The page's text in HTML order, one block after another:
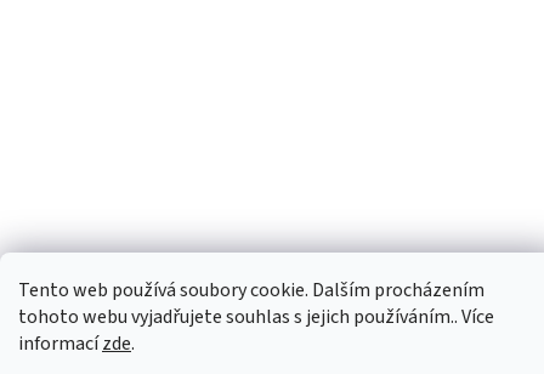
Tento web používá soubory cookie. Dalším procházením
tohoto webu vyjadřujete souhlas s jejich používáním.. Více
informacízde.